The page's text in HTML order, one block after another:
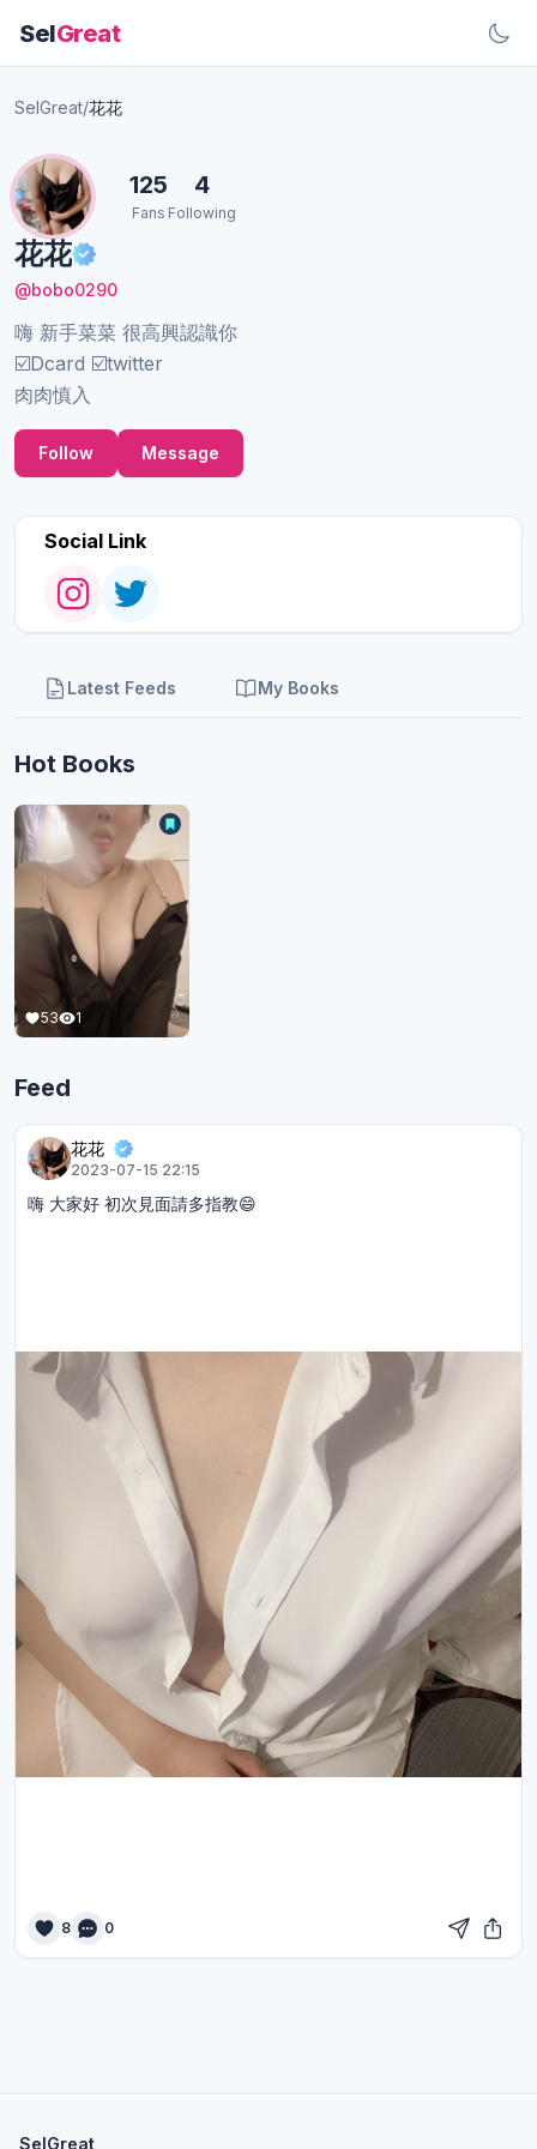
SelGreat
SelGreat/花花
花花
@bobo0290
嗨 新手菜菜 很高興認識你
☑️Dcard ☑️twitter
肉肉慎入
125
Fans
4
Following
Follow Message
Social Link
Latest Feeds My Books
Hot Books
53 1
Feed
花花
2023-07-15 22:15
嗨 大家好 初次見面請多指教😄
8 0
SelGreat